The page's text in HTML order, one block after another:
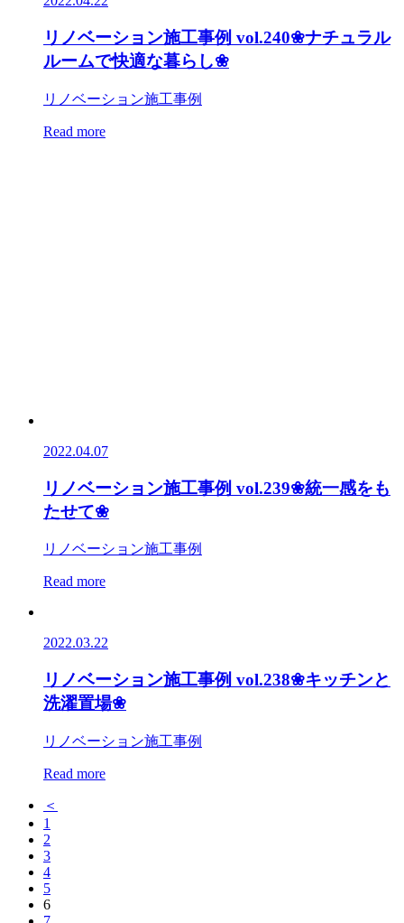
リノベーション施工事例 vol.240❀ナチュラル
ルームで快適な暮らし❀
リノベーション施工事例
Read more
2022.04.07
リノベーション施工事例 vol.239❀統一感をも
たせて❀
リノベーション施工事例
Read more
2022.03.22
リノベーション施工事例 vol.238❀キッチンと
洗濯置場❀
リノベーション施工事例
Read more
＜
1
2
3
4
5
6